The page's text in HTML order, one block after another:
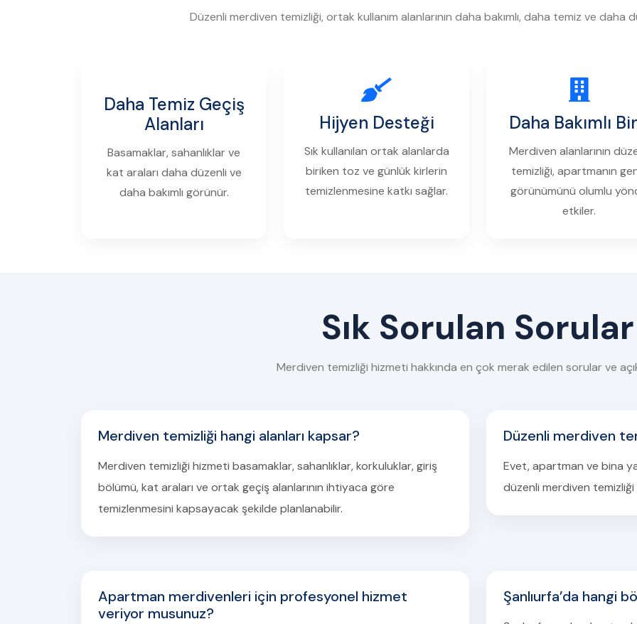
Düzenli merdiven temizliği, ortak kullanım alanlarının daha bakımlı, daha temiz ve daha
Daha Temiz Geçiş
Alanları
Basamaklar, sahanlıklar ve
kat araları daha düzenli ve
daha bakımlı görünür.
Hijyen Desteği
Sık kullanılan ortak alanlarda
biriken toz ve günlük kirlerin
temizlenmesine katkı sağlar.
Daha Bakımlı
Merdiven alanlarının
temizliği, apartmanın
görünümünü olumlu
etkiler.
Sık Sorulan Sorular
Merdiven temizliği hizmeti hakkında en çok merak edilen sorular ve
Merdiven temizliği hangi alanları kapsar?
Merdiven temizliği hizmeti basamaklar, sahanlıklar, korkuluklar, giriş
bölümü, kat araları ve ortak geçiş alanlarının ihtiyaca göre
temizlenmesini kapsayacak şekilde planlanabilir.
Düzenli merdiven
Evet, apartman ve bina
düzenli merdiven temizliği
Apartman merdivenleri için profesyonel hizmet
veriyor musunuz?
Şanlıurfa’da hangi